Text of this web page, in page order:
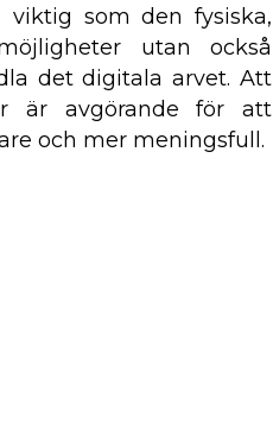
som den fysiska,
utan också
det digitala arvet. Att
är avgörande för att
och mer meningsfull.